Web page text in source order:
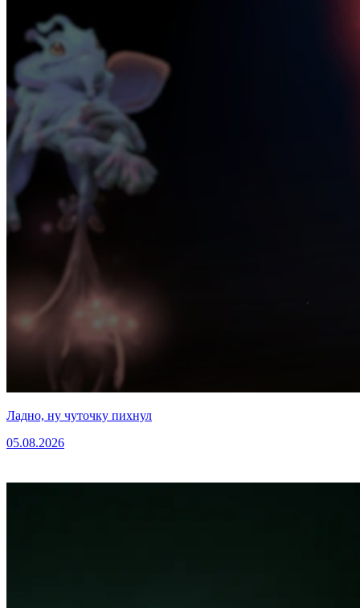
Ладно, ну чуточку пихнул
05.08.2026